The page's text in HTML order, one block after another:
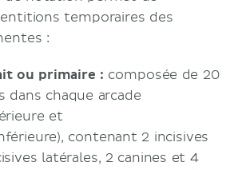
temporaires des
:
ou primaire : composée de 20
dans chaque arcade
et
contenant 2 incisives
latérales, 2 canines et 4